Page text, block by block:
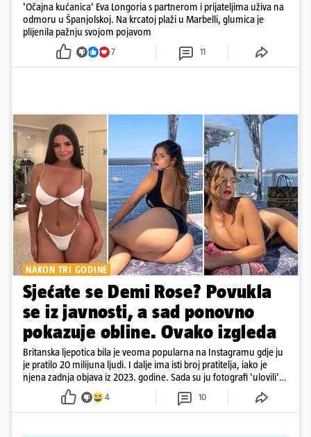
'Očajna kućanica' Eva Longoria s partnerom i prijateljima uživa na
odmoru u Španjolskoj. Na krcatoj plaži u Marbelli, glumica je
plijenila pažnju svojom pojavom
7 11
NAKON TRI GODINE
Sjećate se Demi Rose? Povukla
se iz javnosti, a sad ponovno
pokazuje obline. Ovako izgleda
Britanska ljepotica bila je veoma popularna na Instagramu gdje ju
je pratilo 20 milijuna ljudi. I dalje ima isti broj pratitelja, iako je
njena zadnja objava iz 2023. godine. Sada su ju fotografi 'ulovili'
4 10